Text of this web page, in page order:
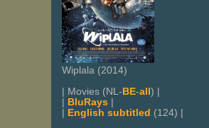
Wiplala (2014)
| Movies (NL- BE-all ) |
BluRays
English subtitled (124) |